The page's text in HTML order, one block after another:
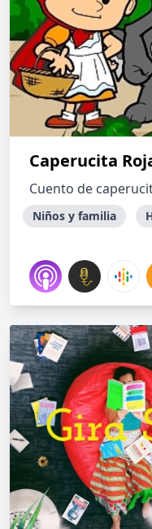
Caperucita
Cuento de
Niños y familia